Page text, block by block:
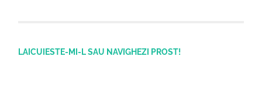
LAICUIESTE-MI-L SAU NAVIGHEZI PROST!